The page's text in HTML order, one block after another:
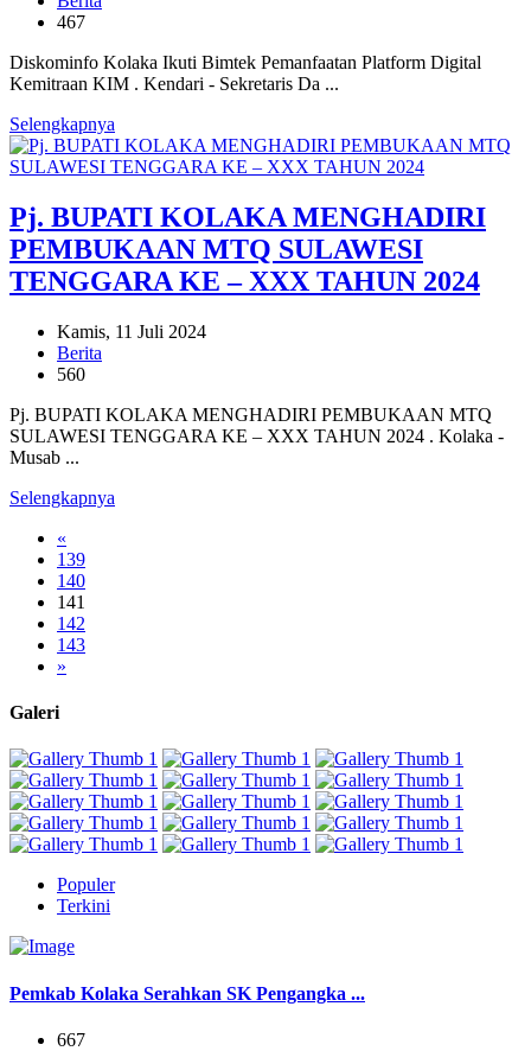
467
Diskominfo Kolaka Ikuti Bimtek Pemanfaatan Platform Digital
Kemitraan KIM . Kendari - Sekretaris Da ...
Selengkapnya
Pj. BUPATI KOLAKA MENGHADIRI
PEMBUKAAN MTQ SULAWESI
TENGGARA KE – XXX TAHUN 2024
Kamis, 11 Juli 2024
Berita
560
Pj. BUPATI KOLAKA MENGHADIRI PEMBUKAAN MTQ
SULAWESI TENGGARA KE – XXX TAHUN 2024 . Kolaka -
Musab ...
Selengkapnya
«
139
140
141
142
143
»
Galeri
Populer
Terkini
Pemkab Kolaka Serahkan SK Pengangka ...
667